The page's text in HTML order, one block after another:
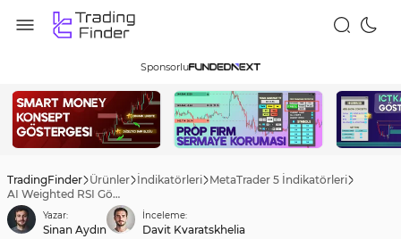
Sponsorlu
TradingFinder Ürünler İndikatörleri MetaTrader 5 İndikatörleri
AI Weighted RSI Göstergesi MetaTrader 5 için İndirme - [TradingFinder]
Yazar:
Sinan Aydın
İnceleme:
Davit Kvaratskhelia